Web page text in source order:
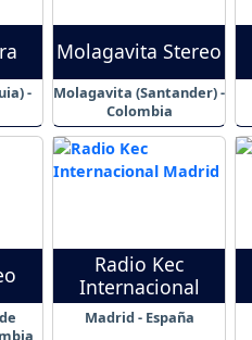
-
Molagavita Stereo
Molagavita (Santander) -
Colombia
Radio Kec
Internacional
Madrid - España